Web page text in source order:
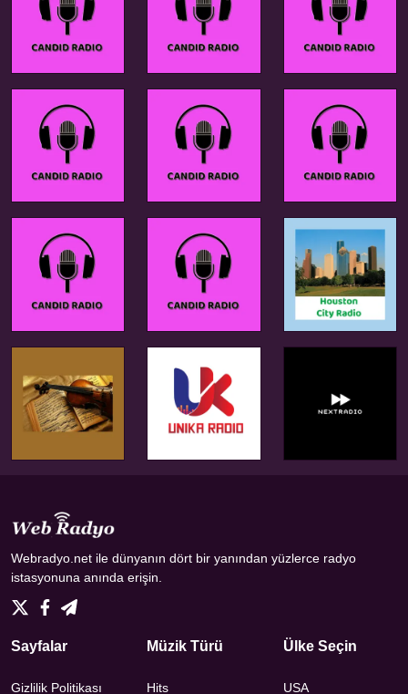
Webradyo.net ile dünyanın dört bir yanından yüzlerce radyo
istasyonuna anında erişin.
Sayfalar
Gizlilik Politikası
Müzik Türü
Hits
Ülke Seçin
USA